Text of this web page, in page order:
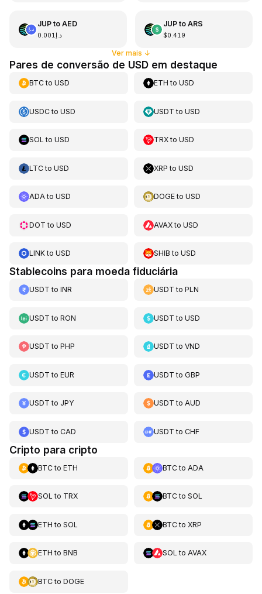
JUPto AED
د.إ0.001
JUPto ARS
$0.419
Ver mais ↓
Pares de conversão de USD em destaque
BTCto USD ETH toUSD
USDCto USD USDT toUSD
SOL to USD TRXtoUSD
LTCto USD XRP toUSD
ADAto USD DOGEtoUSD
DOT to USD AVAXtoUSD
LINKto USD SHIB toUSD
Stablecoins para moeda fiduciária
USDT to INR USDT toPLN
USDT to RON USDT toUSD
USDT to PHP USDT toVND
USDT to EUR USDT toGBP
USDT to JPY USDT toAUD
USDT to CAD USDT toCHF
Cripto para cripto
BTCto ETH BTCto ADA
SOL to TRX BTCto SOL
ETH to SOL BTCto XRP
ETH to BNB SOL to AVAX
BTCto DOGE